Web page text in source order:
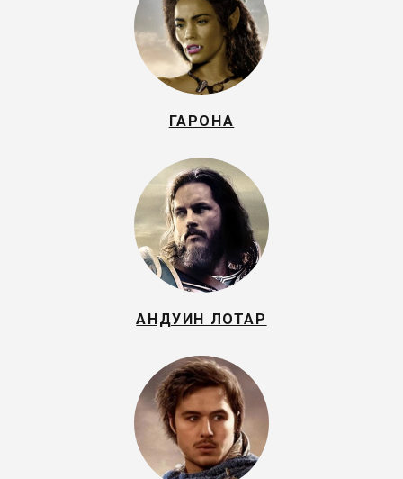
ГАРОНА
АНДУИН ЛОТАР